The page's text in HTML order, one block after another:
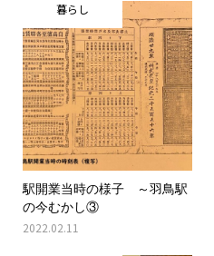
暮らし
駅開業当時の様子 ～羽鳥駅
の今むかし③
2022.02.11